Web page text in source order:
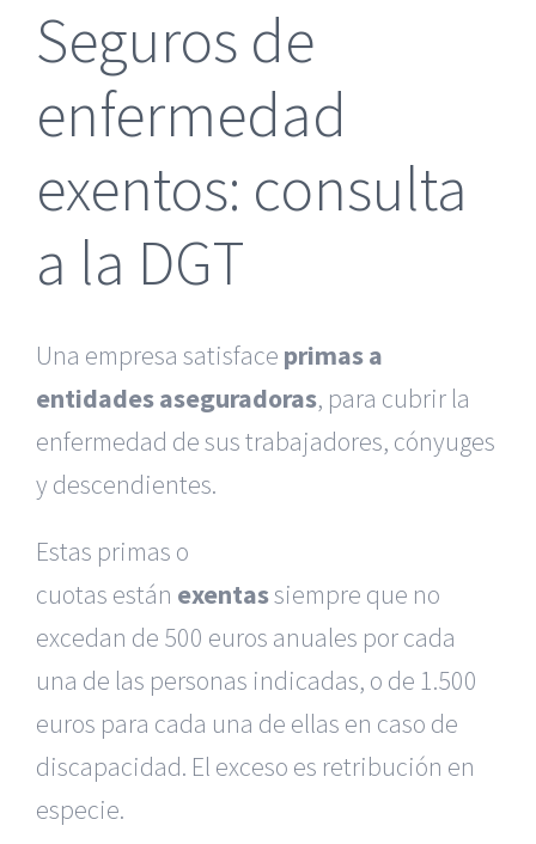
Seguros de
enfermedad
exentos: consulta
a la DGT
Una empresa satisface primas a
entidades aseguradoras, para cubrir la
enfermedad de sus trabajadores, cónyuges
y descendientes.
Estas primas o
cuotas están exentassiempre que no
excedan de 500 euros anuales por cada
una de las personas indicadas, o de 1.500
euros para cada una de ellas en caso de
discapacidad. El exceso es retribución en
especie.